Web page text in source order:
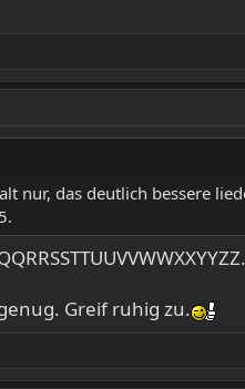
nur, das deutlich bessere
Greif ruhig zu.